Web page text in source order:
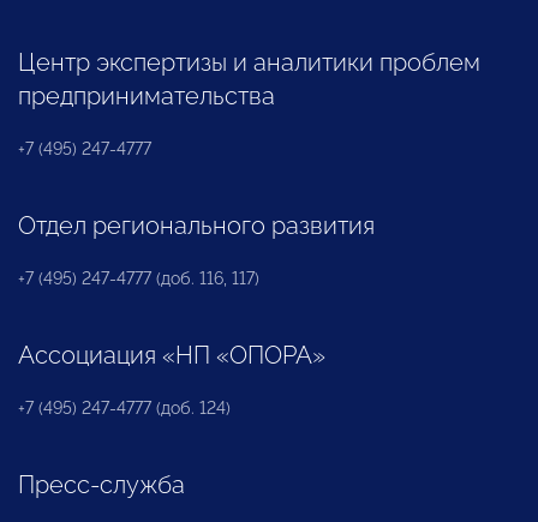
Центр экспертизы и аналитики проблем
предпринимательства
+7 (495) 247-4777
Отдел регионального развития
+7 (495) 247-4777 (доб. 116, 117)
Ассоциация «НП «ОПОРА»
+7 (495) 247-4777 (доб. 124)
Пресс-служба